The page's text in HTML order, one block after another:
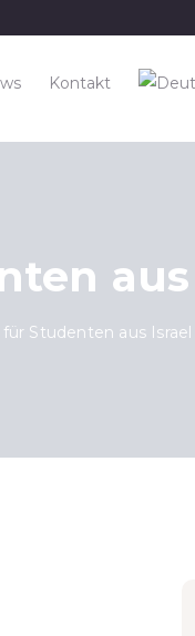
Kontakt
aus
Studenten aus Israel